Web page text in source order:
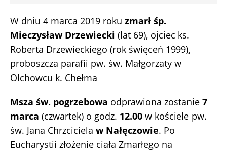
W dniu 4 marca 2019 roku zmarł śp.
Mieczysław Drzewiecki (lat 69), ojciec ks.
Roberta Drzewieckiego (rok święceń 1999),
proboszcza parafii pw. św. Małgorzaty w
Olchowcu k. Chełma
Msza św. pogrzebowa odprawiona zostanie 7
marca (czwartek) o godz. 12.00 w kościele pw.
św. Jana Chrzciciela w Nałęczowie. Po
Eucharystii złożenie ciała Zmarłego na